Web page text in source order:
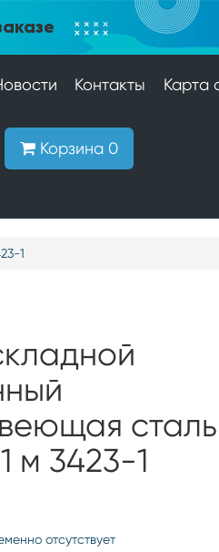
Контакты Карта
Корзина 0
1
сталь
м 3423-1
отсутствует